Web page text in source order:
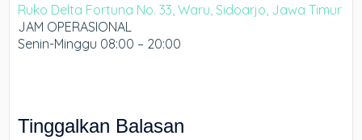
Ruko Delta Fortuna No. 33, Waru, Sidoarjo, Jawa Timur
JAM OPERASIONAL
Senin-Minggu 08:00 – 20:00
Tinggalkan Balasan